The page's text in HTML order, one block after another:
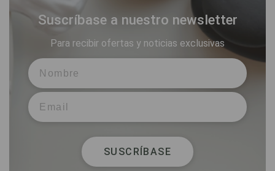
Suscríbase a nuestro newsletter
Para recibir ofertas y noticias exclusivas
SUSCRÍBASE